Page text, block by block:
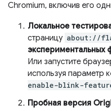
Chromium, включив его
Локальное
страницу about://
экспериментальных
Или запустите
используя параметр
enable-blink-
Пробная версия